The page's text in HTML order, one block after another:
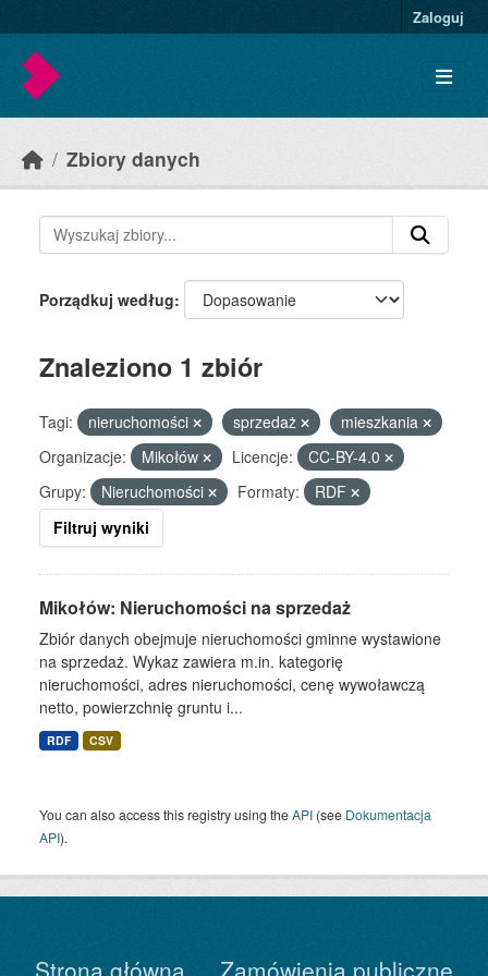
Zaloguj
Zbiory danych
Porządkuj według
Znaleziono 1 zbiór
Tagi: nieruchomości sprzedaż
mieszkania
Organizacje:
Mikołów Licencje:
CC-BY-4.0
Grupy:
Nieruchomości Formaty:
RDF
Filtruj wyniki
Mikołów: Nieruchomości na sprzedaż
Zbiór danych obejmuje nieruchomości gminne wystawione
na sprzedaż. Wykaz zawiera m.in. kategorię
nieruchomości, adres nieruchomości, cenę wywoławczą
netto, powierzchnię gruntu i...
RDF CSV
You can also access this registry using theAPI (see Dokumentacja
API).
Strona główna Zamówienia publiczne